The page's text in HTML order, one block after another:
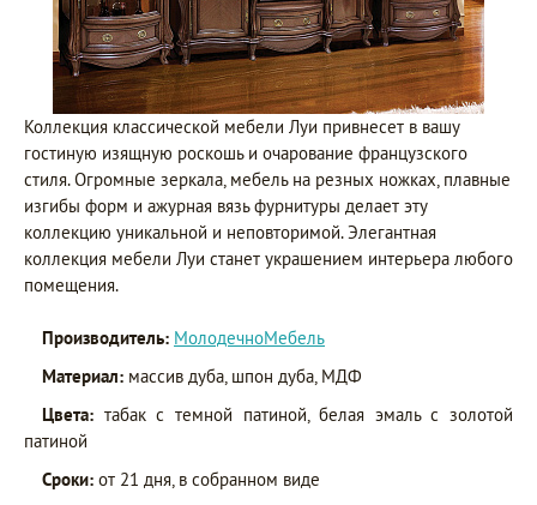
Коллекция классической мебели Луи привнесет в вашу
гостиную изящную роскошь и очарование французского
стиля. Огромные зеркала, мебель на резных ножках, плавные
изгибы форм и ажурная вязь фурнитуры делает эту
коллекцию уникальной и неповторимой. Элегантная
коллекция мебели Луи станет украшением интерьера любого
помещения.
Производитель: МолодечноМебель
Материал: массив дуба, шпон дуба, МДФ
Цвета: табак с темной патиной, белая эмаль с золотой
патиной
Сроки: от 21 дня, в собранном виде